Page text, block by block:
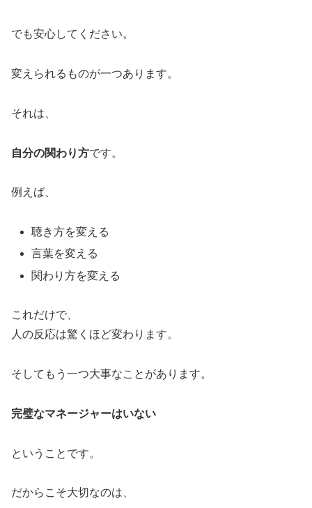
でも安心してください。
変えられるものが一つあります。
それは、
自分の関わり方です。
例えば、
聴き方を変える
言葉を変える
関わり方を変える
これだけで、
人の反応は驚くほど変わります。
そしてもう一つ大事なことがあります。
完璧なマネージャーはいない
ということです。
だからこそ大切なのは、